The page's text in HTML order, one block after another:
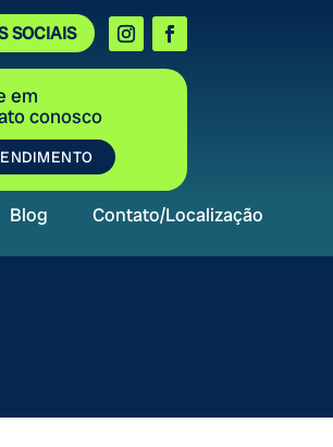
SOCIAIS
em
conosco
Blog Contato/Localização